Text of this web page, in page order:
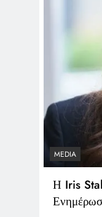
MEDIA
Η Iris